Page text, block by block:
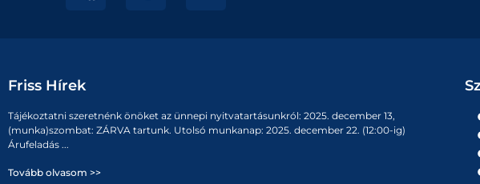
Friss Hírek
Tájékoztatni szeretnénk önöket az ünnepi nyitvatartásunkról: 2025. december 13,
(munka)szombat: ZÁRVA tartunk. Utolsó munkanap: 2025. december 22. (12:00-ig)
Árufeladás ...
Tovább olvasom >>